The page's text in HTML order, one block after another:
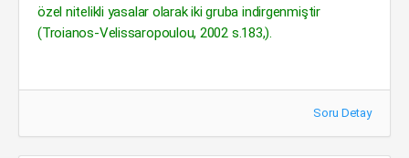
özel nitelikli yasalar olarak iki gruba indirgenmiştir
(Troianos-Velissaropoulou, 2002 s.183,).
Soru Detay